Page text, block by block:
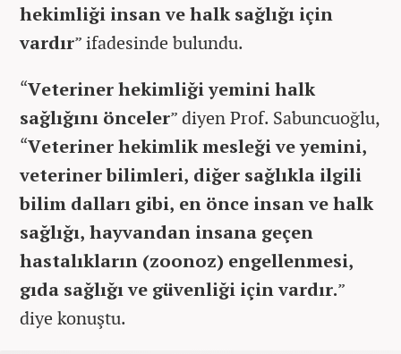
hekimliği insan ve halk sağlığı için
vardır” ifadesinde bulundu.
“Veteriner hekimliği yemini halk
sağlığını önceler” diyen Prof. Sabuncuoğlu,
“Veteriner hekimlik mesleği ve yemini,
veteriner bilimleri, diğer sağlıkla ilgili
bilim dalları gibi, en önce insan ve halk
sağlığı, hayvandan insana geçen
hastalıkların (zoonoz) engellenmesi,
gıda sağlığı ve güvenliği için vardır.”
diye konuştu.